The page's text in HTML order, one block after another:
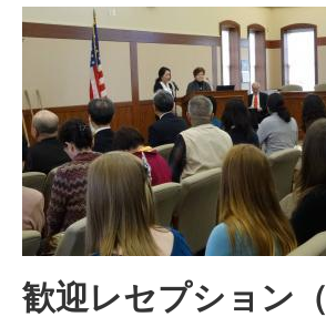
歓迎レセプション（